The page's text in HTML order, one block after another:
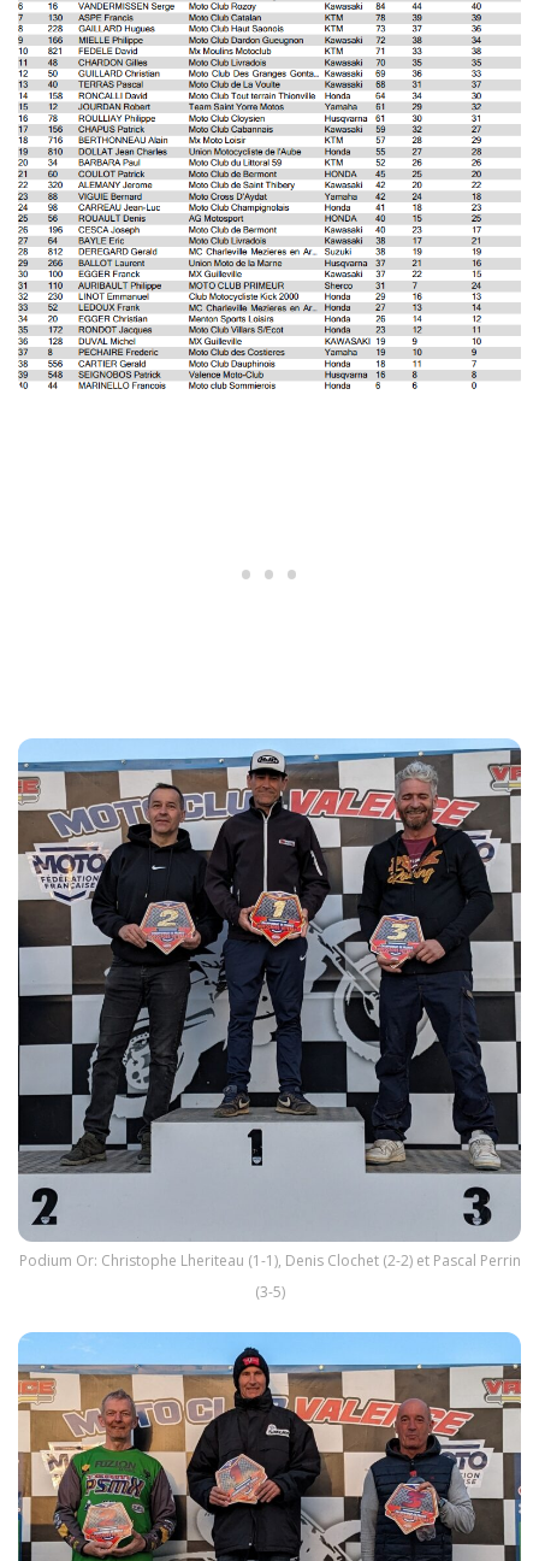
Podium Or: Christophe Lheriteau (1-1), Denis Clochet (2-2) et Pascal Perrin
(3-5)